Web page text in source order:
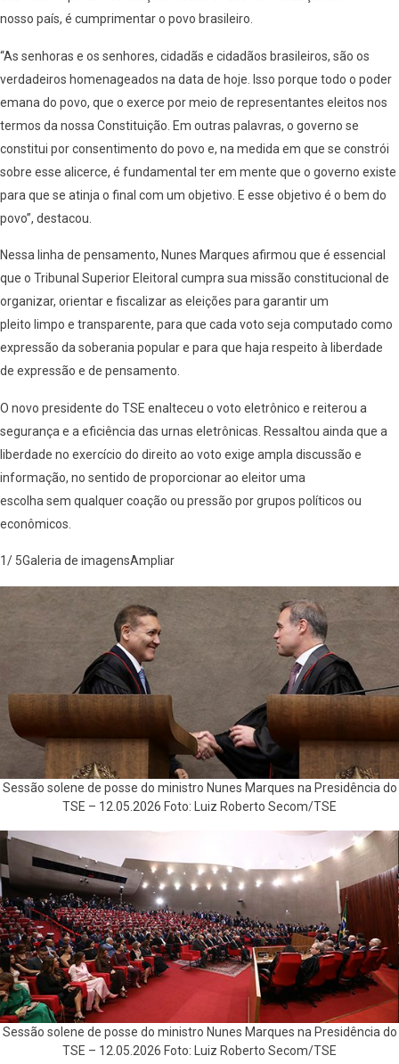
nosso país, é cumprimentar o povo brasileiro.
“As senhoras e os senhores, cidadãs e cidadãos brasileiros, são os
verdadeiros homenageados na data de hoje. Isso porque todo o poder
emana do povo, que o exerce por meio de representantes eleitos nos
termos da nossa Constituição. Em outras palavras, o governo se
constitui por consentimento do povo e, na medida em que se constrói
sobre esse alicerce, é fundamental ter em mente que o governo existe
para que se atinja o final com um objetivo. E esse objetivo é o bem do
povo”, destacou.
Nessa linha de pensamento, Nunes Marques afirmou que é essencial
que o Tribunal Superior Eleitoral cumpra sua missão constitucional de
organizar, orientar e fiscalizar as eleições para garantir um
pleito limpo e transparente, para que cada voto seja computado como
expressão da soberania popular e para que haja respeito à liberdade
de expressão e de pensamento.
O novo presidente do TSE enalteceu o voto eletrônico e reiterou a
segurança e a eficiência das urnas eletrônicas. Ressaltou ainda que a
liberdade no exercício do direito ao voto exige ampla discussão e
informação, no sentido de proporcionar ao eleitor uma
escolha sem qualquer coação ou pressão por grupos políticos ou
econômicos.
1/ 5Galeria de imagensAmpliar
Sessão solene de posse do ministro Nunes Marques na Presidência do
TSE – 12.05.2026 Foto: Luiz Roberto Secom/TSE
Sessão solene de posse do ministro Nunes Marques na Presidência do
TSE – 12.05.2026 Foto: Luiz Roberto Secom/TSE